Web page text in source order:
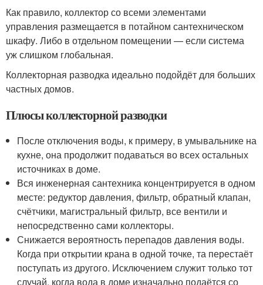
Как правило, коллектор со всеми элементами
управления размещается в потайном сантехническом
шкафу. Либо в отдельном помещении — если система
уж слишком глобальная.
Коллекторная разводка идеально подойдёт для больших
частных домов.
Плюсы коллекторной разводки
После отключения воды, к примеру, в умывальнике на
кухне, она продолжит подаваться во всех остальных
источниках в доме.
Вся инженерная сантехника концентрируется в одном
месте: редуктор давления, фильтр, обратный клапан,
счётчики, магистральный фильтр, все вентили и
непосредственно сами коллекторы.
Снижается вероятность перепадов давления воды.
Когда при открытии крана в одной точке, та перестаёт
поступать из другого. Исключением служит только тот
случай, когда вода в доме изначально подаётся со